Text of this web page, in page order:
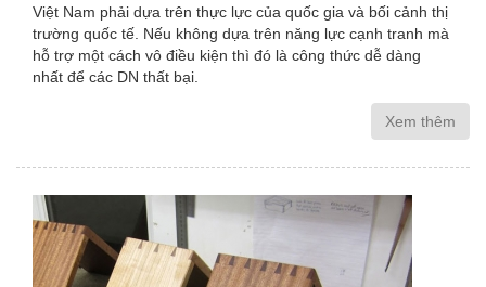
Việt Nam phải dựa trên thực lực của quốc gia và bối cảnh thị
trường quốc tế. Nếu không dựa trên năng lực cạnh tranh mà
hỗ trợ một cách vô điều kiện thì đó là công thức dễ dàng
nhất để các DN thất bại.
Xem thêm